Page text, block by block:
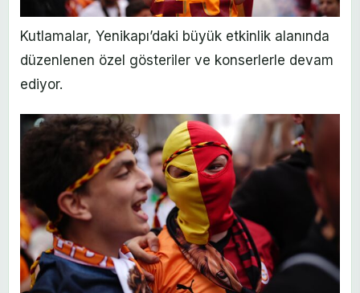
Kutlamalar, Yenikapı’daki büyük etkinlik alanında
düzenlenen özel gösteriler ve konserlerle devam
ediyor.